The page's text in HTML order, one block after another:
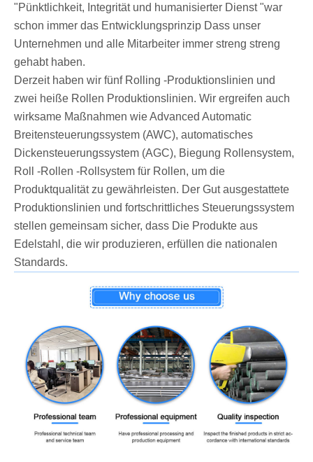
"Pünktlichkeit, Integrität und humanisierter Dienst "war
schon immer das Entwicklungsprinzip Dass unser
Unternehmen und alle Mitarbeiter immer streng streng
gehabt haben.
Derzeit haben wir fünf Rolling -Produktionslinien und
zwei heiße Rollen Produktionslinien. Wir ergreifen auch
wirksame Maßnahmen wie Advanced Automatic
Breitensteuerungssystem (AWC), automatisches
Dickensteuerungssystem (AGC), Biegung Rollensystem,
Roll -Rollen -Rollsystem für Rollen, um die
Produktqualität zu gewährleisten. Der Gut ausgestattete
Produktionslinien und fortschrittliches Steuerungssystem
stellen gemeinsam sicher, dass Die Produkte aus
Edelstahl, die wir produzieren, erfüllen die nationalen
Standards.